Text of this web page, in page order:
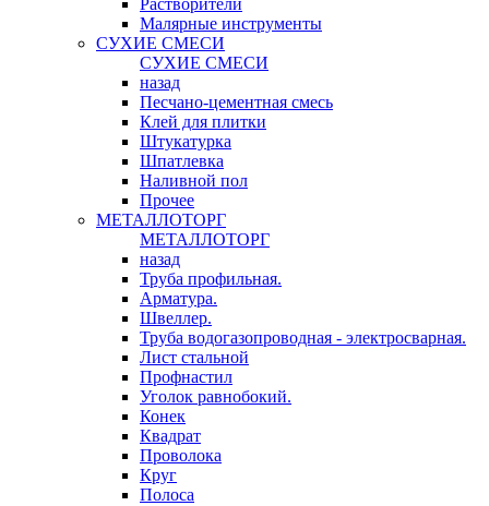
Растворители
Малярные инструменты
СУХИЕ СМЕСИ
СУХИЕ СМЕСИ
назад
Песчано-цементная смесь
Клей для плитки
Штукатурка
Шпатлевка
Наливной пол
Прочее
МЕТАЛЛОТОРГ
МЕТАЛЛОТОРГ
назад
Труба профильная.
Арматура.
Швеллер.
Труба водогазопроводная - электросварная.
Лист стальной
Профнастил
Уголок равнобокий.
Конек
Квадрат
Проволока
Круг
Полоса